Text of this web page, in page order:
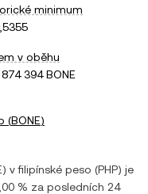
minimum
v oběhu
394 BONE
(BONE)
) vfilipínské peso (PHP) je
% za posledních 24